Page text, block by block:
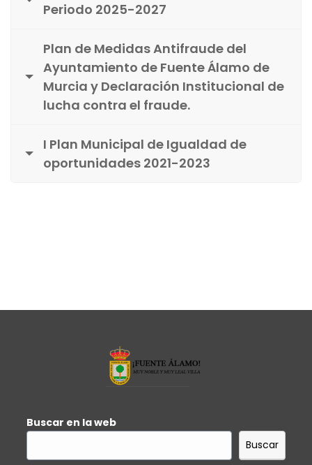
Periodo 2025-2027
Plan de Medidas Antifraude del
Ayuntamiento de Fuente Álamo de
Murcia y Declaración Institucional de
lucha contra el fraude.
I Plan Municipal de Igualdad de
oportunidades 2021-2023
Buscar en la web
Buscar